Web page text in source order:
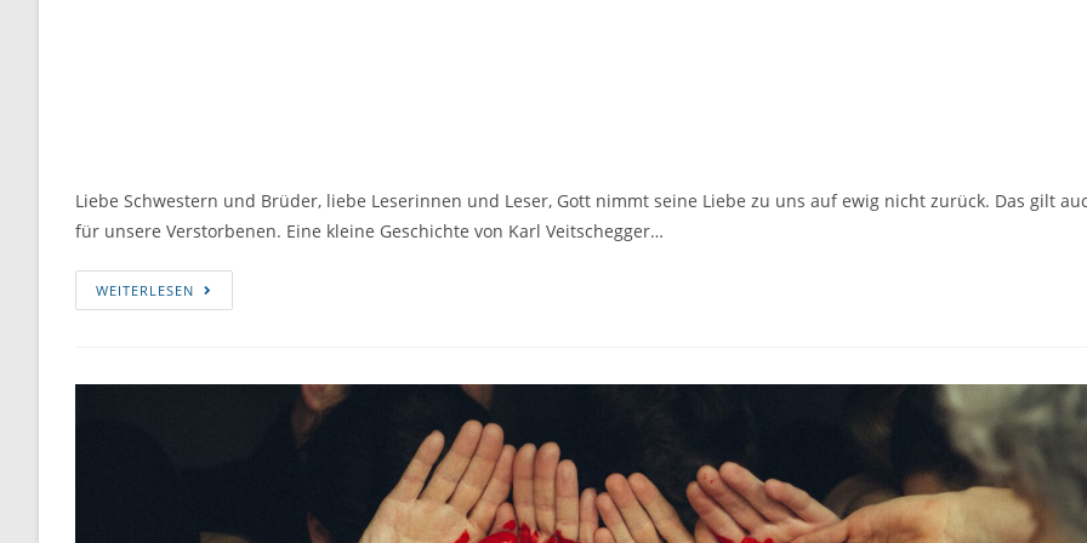
Liebe Schwestern und Brüder, liebe Leserinnen und Leser, Gott nimmt seine Liebe zu uns auf ewig nicht zurück. Das gilt
für unsere Verstorbenen. Eine kleine Geschichte von Karl Veitschegger…
WEITERLESEN